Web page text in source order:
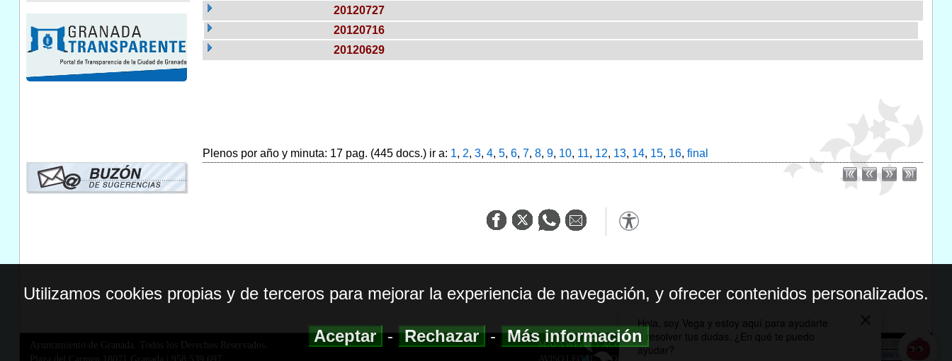
20120727
20120716
20120629
Plenos por año y minuta: 17 pag. (445 docs.) ir a: 1, 2, 3, 4, 5, 6, 7, 8, 9, 10, 11, 12, 13, 14, 15, 16, final
Ayuntamiento de Granada. Todos los Derechos Reservados.
MAPA WEB|ACCESIBILIDAD
AVISO LEGAL| POLITICA DE PRIVACIDAD
Utilizamos cookies propias y de terceros para mejorar la experiencia de navegación, y ofrecer contenidos personalizados.
Aceptar-Rechazar-Más información